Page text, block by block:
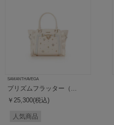
SAMANTHAVEGA
プリズムフラッター（...
￥25,300(税込)
人気商品